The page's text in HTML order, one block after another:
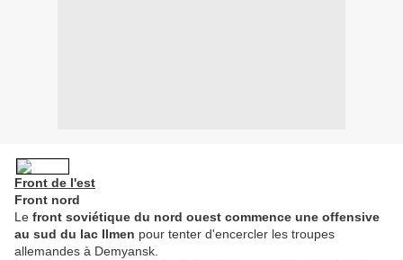
Front de l'est
Front nord
Le front soviétique du nord ouest commence une offensive
au sud du lac Ilmen pour tenter d'encercler les troupes
allemandes à Demyansk.